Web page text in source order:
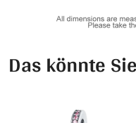
Das könnte